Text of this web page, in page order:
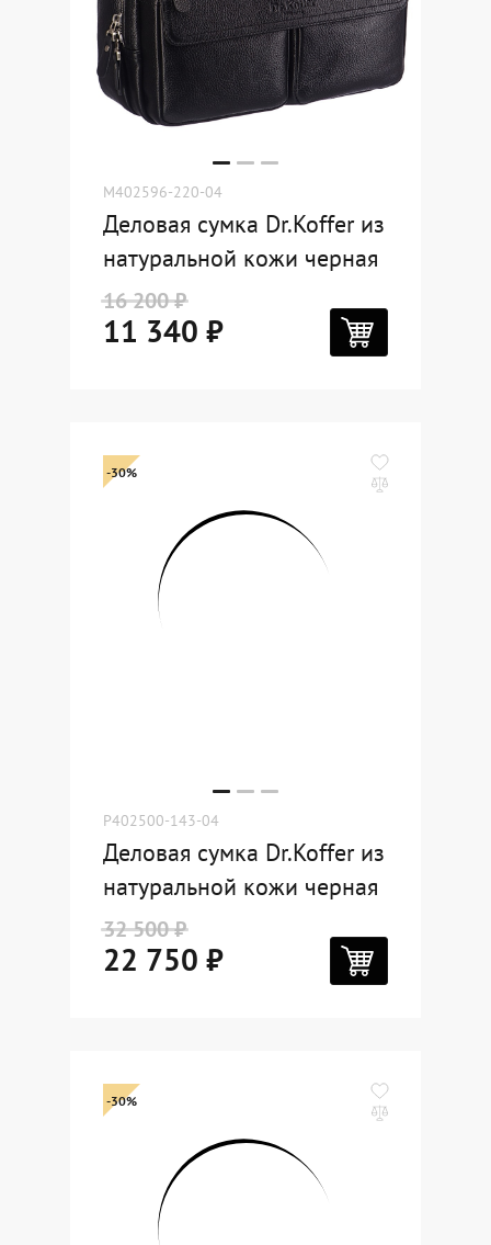
M402596-220-04
Деловая сумка Dr.Koffer из
натуральной кожи черная
16 200 ₽
11 340 ₽
-30%
P402500-143-04
Деловая сумка Dr.Koffer из
натуральной кожи черная
32 500 ₽
22 750 ₽
-30%